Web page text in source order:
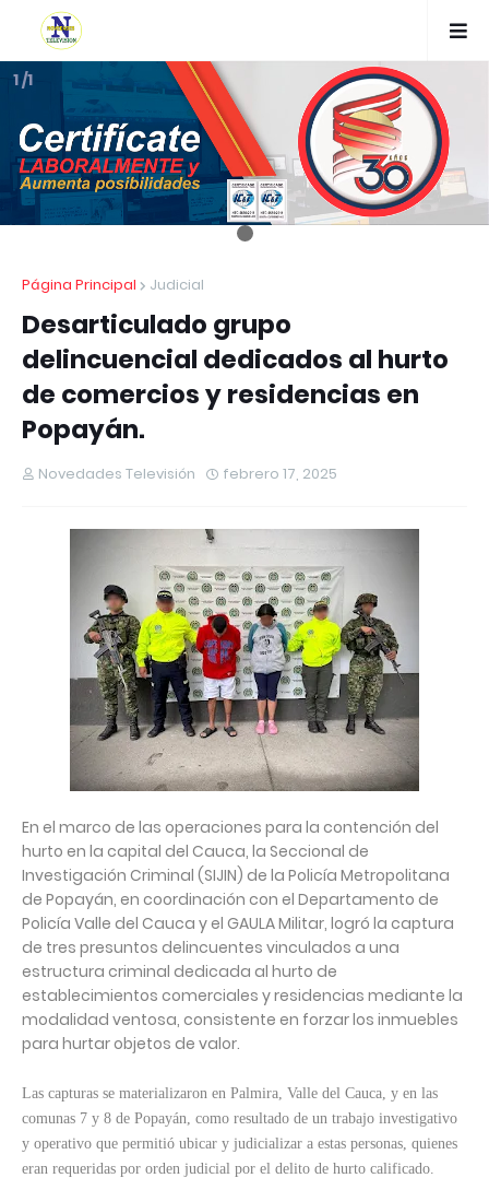
1 /1
Página Principal Judicial
Desarticulado grupo
delincuencial dedicados al hurto
de comercios y residencias en
Popayán.
Novedades Televisión febrero 17, 2025
En el marco de las operaciones para la contención del
hurto en la capital del Cauca, la Seccional de
Investigación Criminal (SIJIN) de la Policía Metropolitana
de Popayán, en coordinación con el Departamento de
Policía Valle del Cauca y el GAULA Militar, logró la captura
de tres presuntos delincuentes vinculados a una
estructura criminal dedicada al hurto de
establecimientos comerciales y residencias mediante la
modalidad ventosa, consistente en forzar los inmuebles
para hurtar objetos de valor.
Las capturas se materializaron en Palmira, Valle del Cauca, y en las
comunas 7 y 8 de Popayán, como resultado de un trabajo investigativo
y operativo que permitió ubicar y judicializar a estas personas, quienes
eran requeridas por orden judicial por el delito de hurto calificado.